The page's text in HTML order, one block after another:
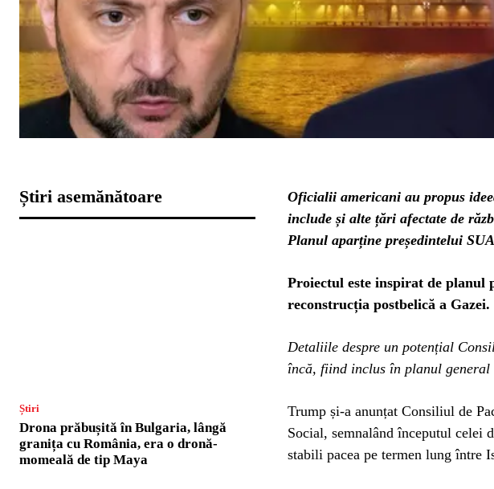
Știri asemănătoare
Știri
Drona prăbușită în Bulgaria, lângă
granița cu România, era o dronă-
momeală de tip Maya
Oficialii americani au propus
include și alte țări afectate de
Planul aparține președintelui
Proiectul este inspirat de planul
reconstrucția postbelică a Gazei.
Detaliile despre un potențial
încă, fiind inclus în planul general
Trump și-a anunțat Consiliul de
Social, semnalând începutul celei
stabili pacea pe termen lung între